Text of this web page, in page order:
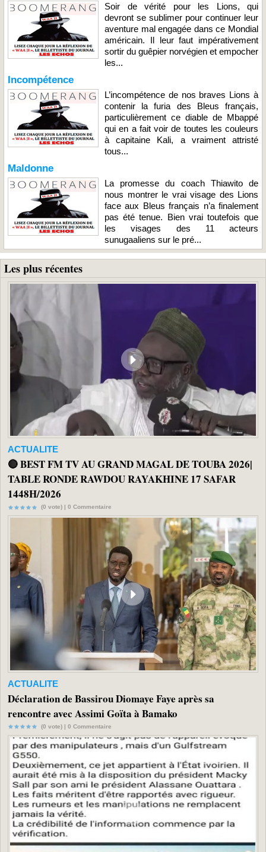
Soir de vérité pour les Lions, qui
devront se sublimer pour continuer leur
aventure mal engagée dans ce Mondial
américain. Il leur faut impérativement
sortir du guêpier norvégien et empocher
les...
Incompétence
L’incompétence de nos braves Lions à
contenir la furia des Bleus français,
particulièrement ce diable de Mbappé
qui en a fait voir de toutes les couleurs
à capitaine Kali, a vraiment attristé
tous...
Maldonne
La promesse du coach Thiawito de
nous montrer le vrai visage des Lions
face aux Bleus français n’a finalement
pas été tenue. Bien vrai toutefois que
les visages des 11 acteurs
sunugaaliens sur le pré...
Les plus récentes
ACTUALITE
🔴 BEST FM TV AU GRAND MAGAL DE TOUBA 2026|
TABLE RONDE RAWDOU RAYAKHINE 17 SAFAR
1448H/2026
(0 vote) | 0 Commentaire
ACTUALITE
Déclaration de Bassirou Diomaye Faye après sa
rencontre avec Assimi Goïta à Bamako
(0 vote) | 0 Commentaire